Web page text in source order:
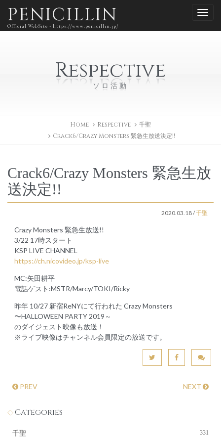
PENICILLIN
Official WebSite - https://www.penicillin.jp/
Respective
ソロ活動
Home Respective
千聖
Crack6/Crazy Monsters 緊急生放送決定!!
Crack6/Crazy Monsters 緊急生放
送決定!!
2020.03.18/千聖
Crazy Monsters 緊急生放送!!
3/22 17時スタート
KSP LIVE CHANNEL
https://ch.nicovideo.jp/ksp-live
MC:矢田耕平
電話ゲスト:MSTR/Marcy/TOKI/Ricky
昨年 10/27 新宿ReNYにて行われた Crazy Monsters
〜HALLOWEEN PARTY 2019～
のダイジェスト映像も放送！
※ライブ映像はチャンネル会員限定の放送です。
PREV NEXT
Categories
千聖 331